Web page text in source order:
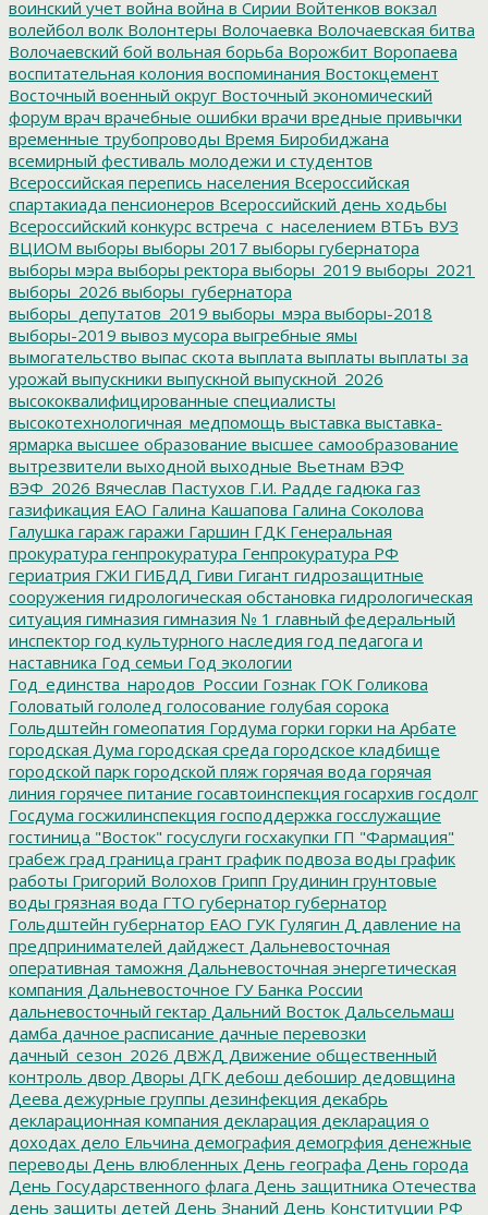
воинский учет война война в Сирии Войтенков вокзал
волейбол волк Волонтеры Волочаевка Волочаевская битва
Волочаевский бой вольная борьба Ворожбит Воропаева
воспитательная колония воспоминания Востокцемент
Восточный военный округ Восточный экономический
форум врач врачебные ошибки врачи вредные привычки
временные трубопроводы Время Биробиджана
всемирный фестиваль молодежи и студентов
Всероссийская перепись населения Всероссийская
спартакиада пенсионеров Всероссийский день ходьбы
Всероссийский конкурс встреча_с_населением ВТБъ ВУЗ
ВЦИОМ выборы выборы 2017 выборы губернатора
выборы мэра выборы ректора выборы_2019 выборы_2021
выборы_2026 выборы_губернатора
выборы_депутатов_2019 выборы_мэра выборы-2018
выборы-2019 вывоз мусора выгребные ямы
вымогательство выпас скота выплата выплаты выплаты за
урожай выпускники выпускной выпускной_2026
высококвалифицированные специалисты
высокотехнологичная_медпомощь выставка выставка-
ярмарка высшее образование высшее самообразование
вытрезвители выходной выходные Вьетнам ВЭФ
ВЭФ_2026 Вячеслав Пастухов Г.И. Радде гадюка газ
газификация ЕАО Галина Кашапова Галина Соколова
Галушка гараж гаражи Гаршин ГДК Генеральная
прокуратура генпрокуратура Генпрокуратура РФ
гериатрия ГЖИ ГИБДД Гиви Гигант гидрозащитные
сооружения гидрологическая обстановка гидрологическая
ситуация гимназия гимназия № 1 главный федеральный
инспектор год культурного наследия год педагога и
наставника Год семьи Год экологии
Год_единства_народов_России Гознак ГОК Голикова
Головатый гололед голосование голубая сорока
Гольдштейн гомеопатия Гордума горки горки на Арбате
городская Дума городская среда городское кладбище
городской парк городской пляж горячая вода горячая
линия горячее питание госавтоинспекция госархив госдолг
Госдума госжилинспекция господдержка госслужащие
гостиница "Восток" госуслуги госхакупки ГП "Фармация"
грабеж град граница грант график подвоза воды график
работы Григорий Волохов Грипп Грудинин грунтовые
воды грязная вода ГТО губернатор губернатор
Гольдштейн губернатор ЕАО ГУК Гулягин Д давление на
предпринимателей дайджест Дальневосточная
оперативная таможня Дальневосточная энергетическая
компания Дальневосточное ГУ Банка России
дальневосточный гектар Дальний Восток Дальсельмаш
дамба дачное расписание дачные перевозки
дачный_сезон_2026 ДВЖД Движение общественный
контроль двор Дворы ДГК дебош дебошир дедовщина
Деева дежурные группы дезинфекция декабрь
декларационная компания декларация декларация о
доходах дело Ельчина демография демогрфия денежные
переводы День влюбленных День географа День города
День Государственного флага День защитника Отечества
день защиты детей День Знаний День Конституции РФ